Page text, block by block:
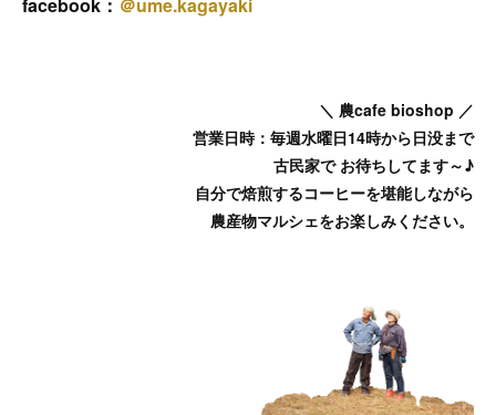
＼ 農cafe bioshop ／
営業日時：毎週水曜日14時から日没まで
古民家で お待ちしてます～♪
自分で焙煎するコーヒーを堪能しながら
農産物マルシェをお楽しみください。